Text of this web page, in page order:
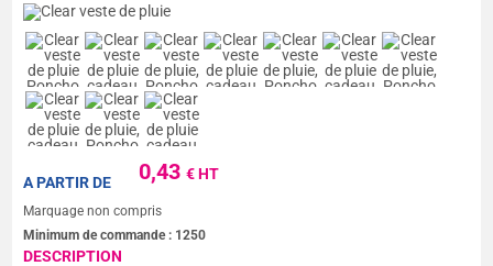
0,43€ HT
A PARTIR DE
Marquage non compris
Minimum de commande : 1250
DESCRIPTION